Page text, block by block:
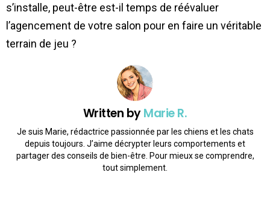
s’installe, peut-être est-il temps de réévaluer
l’agencement de votre salon pour en faire un véritable
terrain de jeu ?
Written byMarie R.
Je suis Marie, rédactrice passionnée par les chiens et les chats
depuis toujours. J’aime décrypter leurs comportements et
partager des conseils de bien-être. Pour mieux se comprendre,
tout simplement.